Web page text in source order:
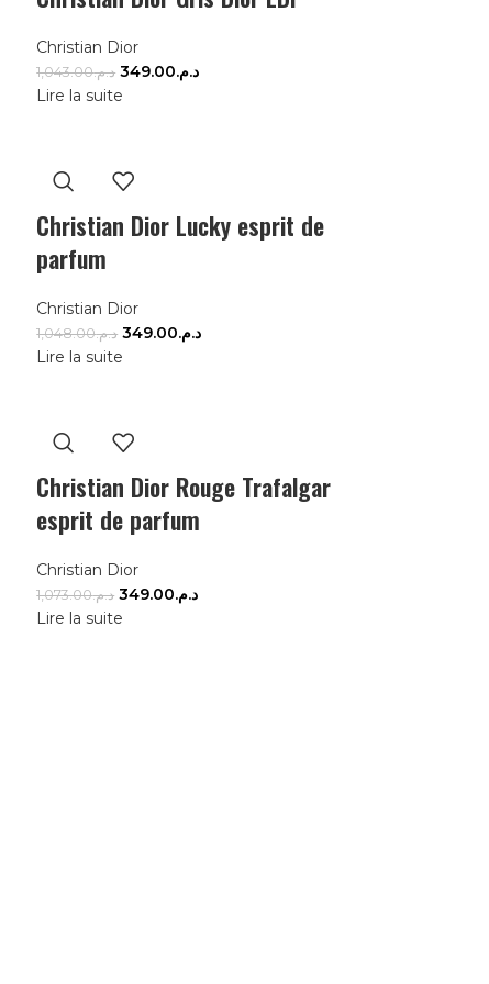
Christian Dior
د.م.1,043.00 د.م.349.00
Lire la suite
Christian Dior Lucky esprit de
parfum
Christian Dior
د.م.1,048.00 د.م.349.00
Lire la suite
Christian Dior Rouge Trafalgar
esprit de parfum
Christian Dior
د.م.1,073.00 د.م.349.00
Lire la suite